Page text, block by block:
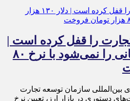
تجارت را قفل کرده است |
دلار ۱۳۰ هزار تومانی را نمی‌شود با نرخ ۸۰
بین‌المللی سازمان توسعه تجارت
دستوری در بازار ارز، تعیین نرخ